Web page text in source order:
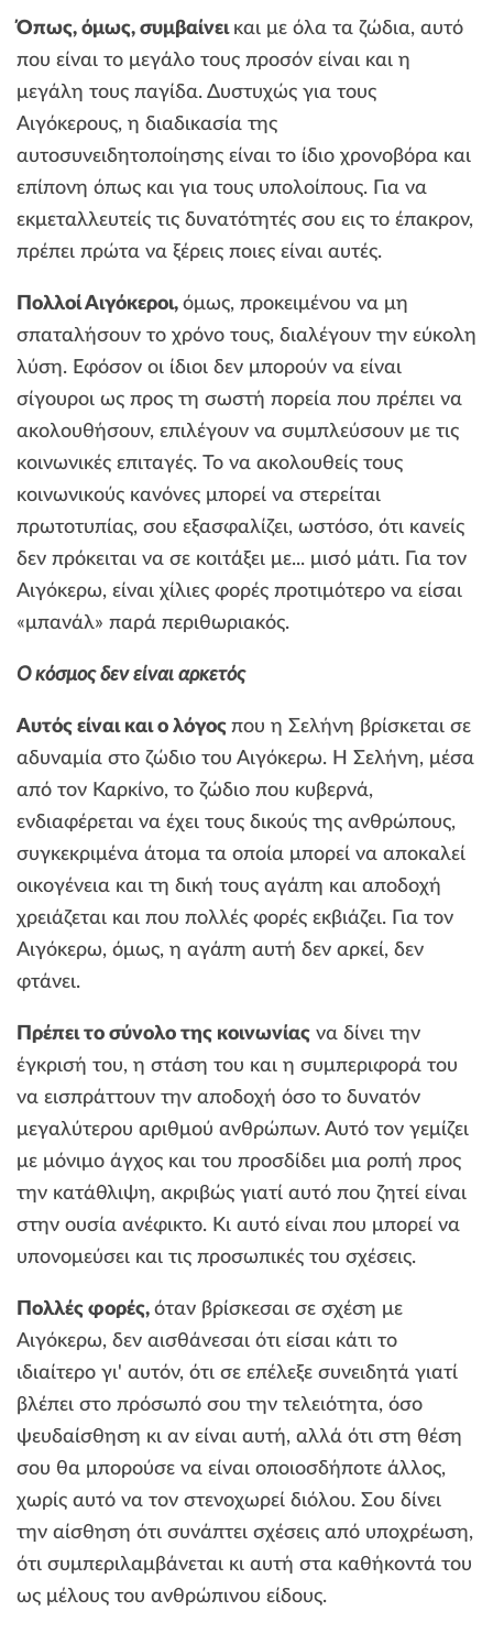
Όπως, όμως, συμβαίνει και με όλα τα ζώδια, αυτό
που είναι το μεγάλο τους προσόν είναι και η
μεγάλη τους παγίδα. Δυστυχώς για τους
Αιγόκερους, η διαδικασία της
αυτοσυνειδητοποίησης είναι το ίδιο χρονοβόρα και
επίπονη όπως και για τους υπολοίπους. Για να
εκμεταλλευτείς τις δυνατότητές σου εις το έπακρον,
πρέπει πρώτα να ξέρεις ποιες είναι αυτές.
Πολλοί Αιγόκεροι, όμως, προκειμένου να μη
σπαταλήσουν το χρόνο τους, διαλέγουν την εύκολη
λύση. Εφόσον οι ίδιοι δεν μπορούν να είναι
σίγουροι ως προς τη σωστή πορεία που πρέπει να
ακολουθήσουν, επιλέγουν να συμπλεύσουν με τις
κοινωνικές επιταγές. To να ακολουθείς τους
κοινωνικούς κανόνες μπορεί να στερείται
πρωτοτυπίας, σου εξασφαλίζει, ωστόσο, ότι κανείς
δεν πρόκειται να σε κοιτάξει με... μισό μάτι. Για τον
Αιγόκερω, είναι χίλιες φορές προτιμότερο να είσαι
«μπανάλ» παρά περιθωριακός.
O κόσμος δεν είναι αρκετός
Αυτός είναι και ο λόγος που η Σελήνη βρίσκεται σε
αδυναμία στο ζώδιο του Αιγόκερω. Η Σελήνη, μέσα
από τον Καρκίνο, το ζώδιο που κυβερνά,
ενδιαφέρεται να έχει τους δικούς της ανθρώπους,
συγκεκριμένα άτομα τα οποία μπορεί να αποκαλεί
οικογένεια και τη δική τους αγάπη και αποδοχή
χρειάζεται και που πολλές φορές εκβιάζει. Για τον
Αιγόκερω, όμως, η αγάπη αυτή δεν αρκεί, δεν
φτάνει.
Πρέπει το σύνολο της κοινωνίας να δίνει την
έγκρισή του, η στάση του και η συμπεριφορά του
να εισπράττουν την αποδοχή όσο το δυνατόν
μεγαλύτερου αριθμού ανθρώπων. Αυτό τον γεμίζει
με μόνιμο άγχος και του προσδίδει μια ροπή προς
την κατάθλιψη, ακριβώς γιατί αυτό που ζητεί είναι
στην ουσία ανέφικτο. Κι αυτό είναι που μπορεί να
υπονομεύσει και τις προσωπικές του σχέσεις.
Πολλές φορές, όταν βρίσκεσαι σε σχέση με
Αιγόκερω, δεν αισθάνεσαι ότι είσαι κάτι το
ιδιαίτερο γι' αυτόν, ότι σε επέλεξε συνειδητά γιατί
βλέπει στο πρόσωπό σου την τελειότητα, όσο
ψευδαίσθηση κι αν είναι αυτή, αλλά ότι στη θέση
σου θα μπορούσε να είναι οποιοσδήποτε άλλος,
χωρίς αυτό να τον στενοχωρεί διόλου. Σου δίνει
την αίσθηση ότι συνάπτει σχέσεις από υποχρέωση,
ότι συμπεριλαμβάνεται κι αυτή στα καθήκοντά του
ως μέλους του ανθρώπινου είδους.